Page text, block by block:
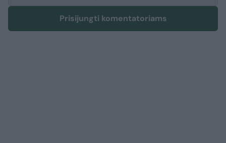
Prisijungti komentatoriams